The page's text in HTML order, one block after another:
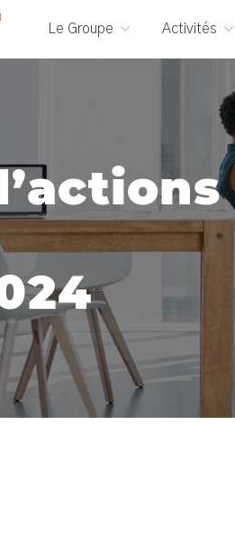
Le Groupe Activités
’actions
24